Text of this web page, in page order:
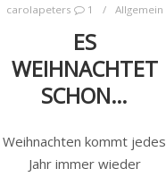
carolapeters
1 Allgemein
ES
WEIHNACHTET
SCHON…
Weihnachten kommt jedes
Jahr immer wieder